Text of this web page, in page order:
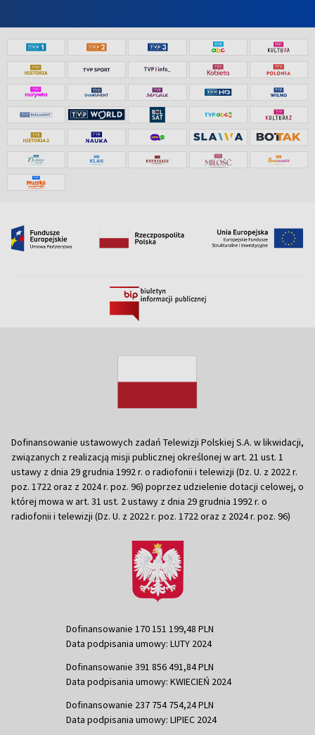
Dofinansowanie ustawowych zadań Telewizji Polskiej S.A. w likwidacji,
związanych z realizacją misji publicznej określonej w art. 21 ust. 1
ustawy z dnia 29 grudnia 1992 r. o radiofonii i telewizji (Dz. U. z 2022 r.
poz. 1722 oraz z 2024 r. poz. 96) poprzez udzielenie dotacji celowej, o
której mowa w art. 31 ust. 2 ustawy z dnia 29 grudnia 1992 r. o
radiofonii i telewizji (Dz. U. z 2022 r. poz. 1722 oraz z 2024 r. poz. 96)
Dofinansowanie 170 151 199,48 PLN
Data podpisania umowy: LUTY 2024
Dofinansowanie 391 856 491,84 PLN
Data podpisania umowy: KWIECIEŃ 2024
Dofinansowanie 237 754 754,24 PLN
Data podpisania umowy: LIPIEC 2024